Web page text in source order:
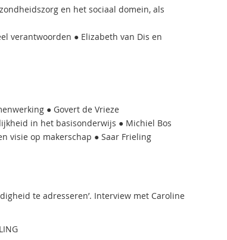
en het sociaal domein, als
verantwoorden ● Elizabeth van Dis en
● Govert de Vrieze
in het basisonderwijs ● Michiel Bos
visie op makerschap ● Saar Frieling
te adresseren’. Interview met Caroline